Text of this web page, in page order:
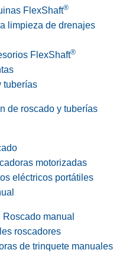
FlexShaft®
limpieza de drenajes
FlexShaft®
tuberías
de roscado y tuberías
motorizadas
eléctricos portátiles
manual
roscadores
de trinquete manuales